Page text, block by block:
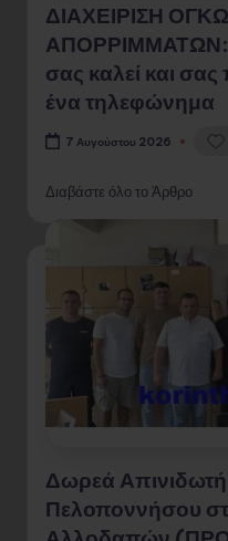
ΔΙΑΧΕΙΡΙΣΗ
ΑΠΟΡΡΙΜΜΑΤΩΝ:
σας καλεί και
ένα τηλεφώνημα
7 Αυγούστου 2026
Διαβάστε όλο το Άρθρο
Δωρεά
Πελοποννήσου